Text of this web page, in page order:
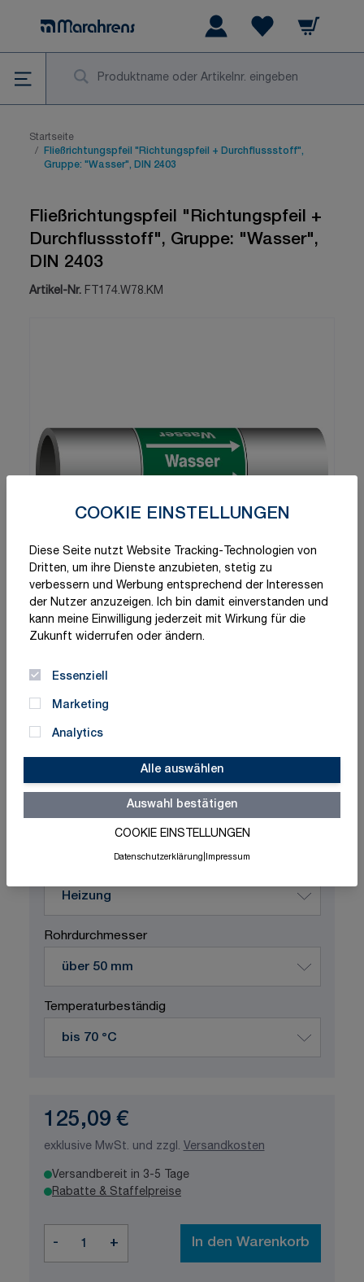
COOKIE EINSTELLUNGEN
Diese Seite nutzt Website Tracking-Technologien von
Dritten, um ihre Dienste anzubieten, stetig zu
verbessern und Werbung entsprechend der Interessen
der Nutzer anzuzeigen. Ich bin damit einverstanden und
kann meine Einwilligung jederzeit mit Wirkung für die
Zukunft widerrufen oder ändern.
Essenziell
Marketing
Analytics
Alle auswählen
Auswahl bestätigen
COOKIE EINSTELLUNGEN
Datenschutzerklärung Impressum
Warenkorb
Startseite
/
Fließrichtungspfeil "Richtungspfeil + Durchflussstoff",
Gruppe: "Wasser", DIN 2403
Fließrichtungspfeil "Richtungspfeil +
Durchflussstoff", Gruppe: "Wasser",
DIN 2403
Artikel-Nr. FT174.W78.KM
Schnelle Lieferung
Made in Germany
ISO-zertifizierte Qualität
Produktvariation wählen
Rohrdurchmesser
Temperaturbeständig
125,09 €
exklusive MwSt. und zzgl. Versandkosten
Versandbereit in 3-5 Tage
Rabatte & Staffelpreise
- + In den Warenkorb